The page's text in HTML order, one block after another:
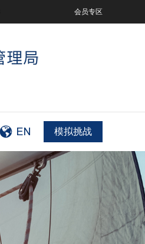
会员专区
模拟挑战